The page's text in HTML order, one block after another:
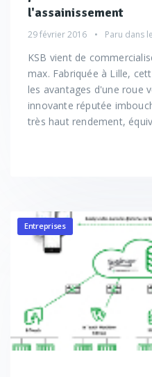
l'assainissement
29 février 2016 Paru dans le
KSB vient de
max. Fabriquée à Lille,
les avantages d'une roue
innovante réputée
très haut rendement,
Entreprises